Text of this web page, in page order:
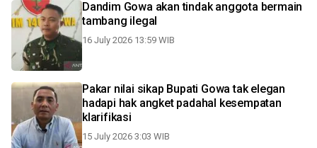
Dandim Gowa akan tindak anggota bermain
tambang ilegal
16 July 2026 13:59 WIB
Pakar nilai sikap Bupati Gowa tak elegan
hadapi hak angket padahal kesempatan
klarifikasi
15 July 2026 3:03 WIB